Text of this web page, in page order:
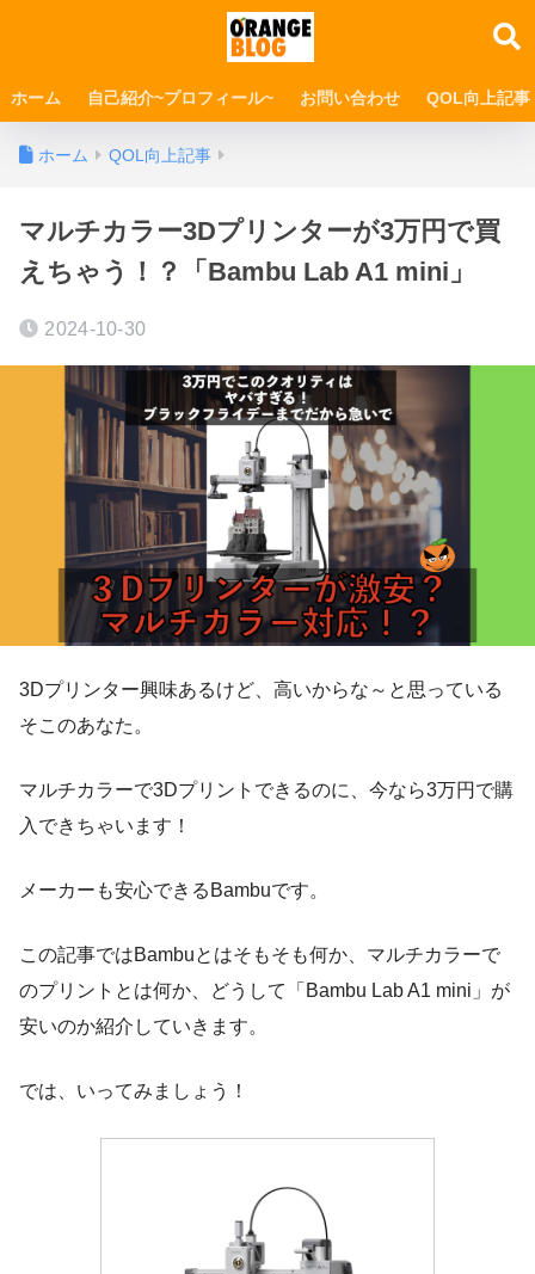
ホーム 自己紹介~プロフィール~ お問い合わせ QOL向上記事
ホーム QOL向上記事
マルチカラー3Dプリンターが3万円で買
えちゃう！？「Bambu Lab A1 mini」
2024-10-30
3Dプリンター興味あるけど、高いからな～と思っている
そこのあなた。
マルチカラーで3Dプリントできるのに、今なら3万円で購
入できちゃいます！
メーカーも安心できるBambuです。
この記事ではBambuとはそもそも何か、マルチカラーで
のプリントとは何か、どうして「Bambu Lab A1 mini」が
安いのか紹介していきます。
では、いってみましょう！